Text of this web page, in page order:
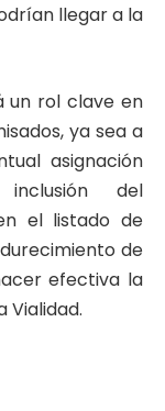
llegar a la
un rol clave en
ya sea a
asignación
del
el listado de
de
efectiva la
Vialidad.